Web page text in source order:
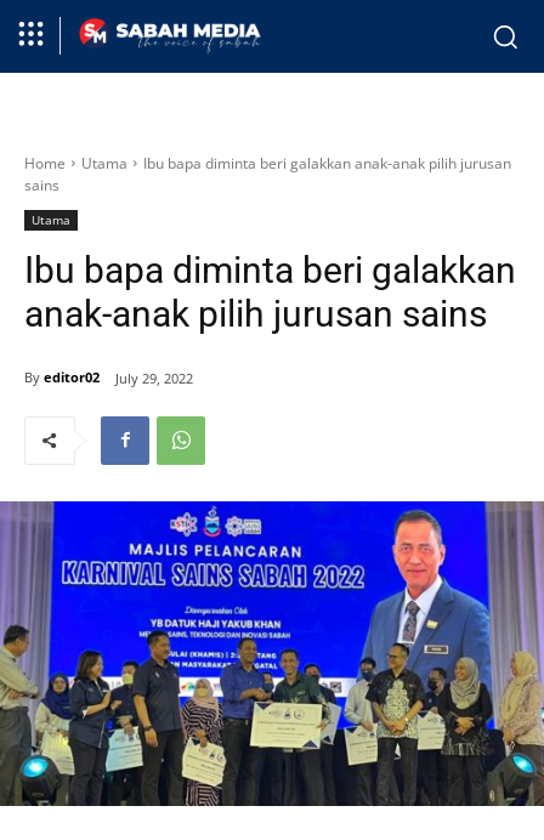
Home Utama
Ibu bapa diminta beri galakkan anak-anak pilih jurusan
sains
Utama
Ibu bapa diminta beri galakkan
anak-anak pilih jurusan sains
By editor02 July 29, 2022